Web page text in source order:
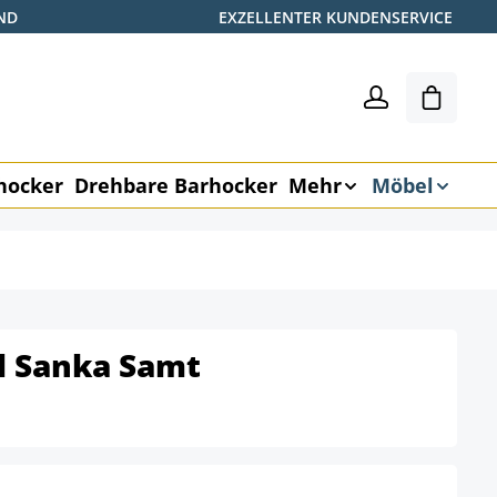
EXZELLENTER KUNDENSERVICE
Drehbare Barhocker Mehr Möbel
Samt